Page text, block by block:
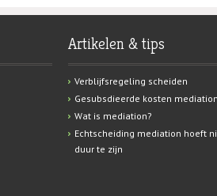
Artikelen & tips
Verblijfsregeling scheiden
Gesubsdieerde kosten
Wat is mediation?
Echtscheiding mediation hoeft
duur te zijn